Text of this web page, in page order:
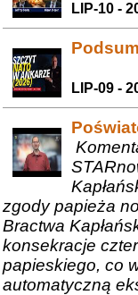
LIP-10 -
LIP-09 -
zgody papieża
Bractwa
konsekracje
papieskiego, co
automatyczną